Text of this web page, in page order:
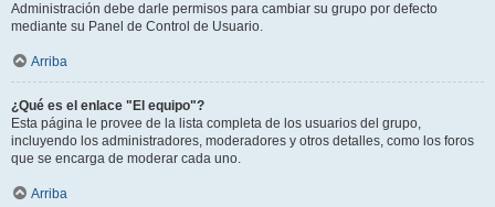
Administración debe darle permisos para cambiar su grupo por defecto
mediante su Panel de Control de Usuario.
Arriba
¿Qué es el enlace "El equipo"?
Esta página le provee de la lista completa de los usuarios del grupo,
incluyendo los administradores, moderadores y otros detalles, como los foros
que se encarga de moderar cada uno.
Arriba